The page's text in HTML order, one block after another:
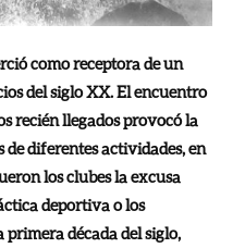
como receptora de un
del siglo XX. El encuentro
recién llegados provocó la
de diferentes actividades, en
los clubes la excusa
deportiva o los
primera década del siglo,